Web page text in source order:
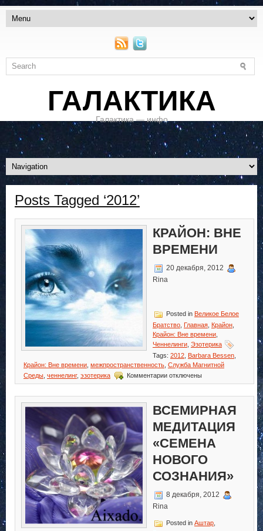
ГАЛАКТИКА
Галактика — инфо
Posts Tagged ‘2012’
КРАЙОН: ВНЕ
ВРЕМЕНИ
20 декабря, 2012
Rina
Posted in Великое Белое
Братство Главная Крайон
Крайон: Вне времени
Ченнелинги Эзотерика
Tags: 2012 Barbara Bessen
Крайон: Вне времени межпространственность Служба Магнитной
Среды ченнелинг, эзотерика Комментариик
записи
времени
отключены
ВСЕМИРНАЯ
МЕДИТАЦИЯ
«СЕМЕНА
НОВОГО
СОЗНАНИЯ»
8 декабря, 2012
Rina
Posted in Аштар